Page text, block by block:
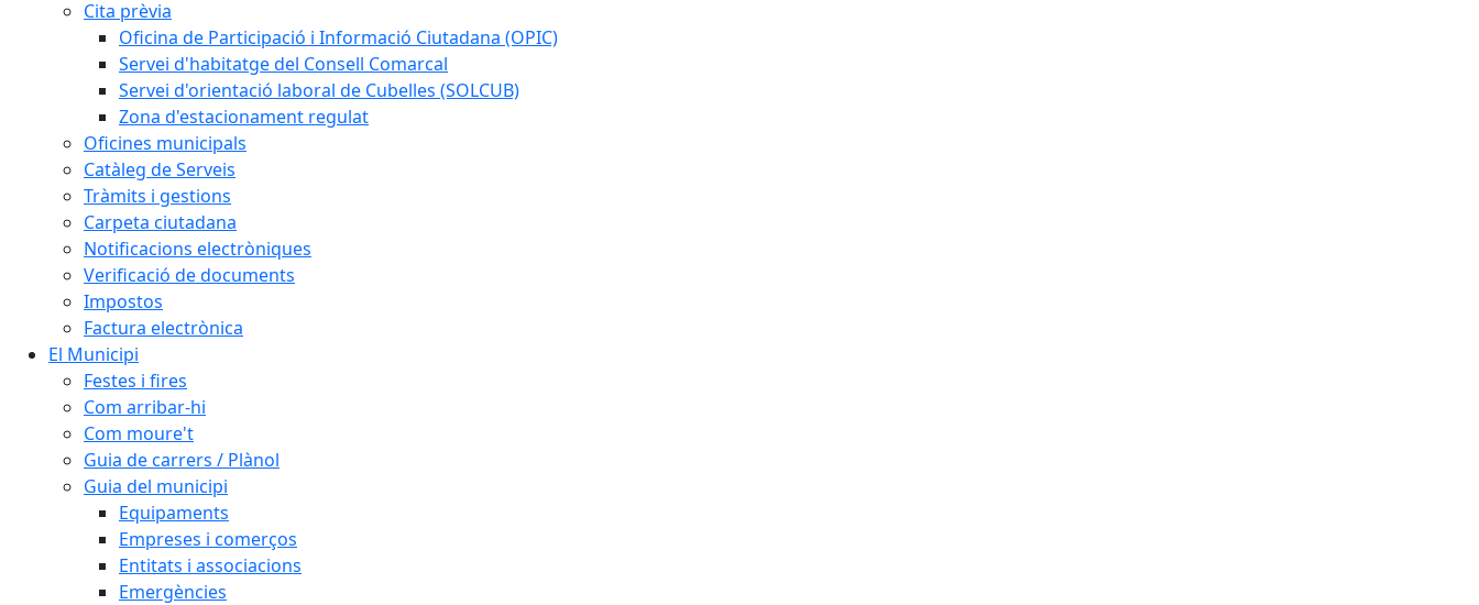
Cita prèvia
Oficina de Participació i Informació Ciutadana (OPIC)
Servei d'habitatge del Consell Comarcal
Servei d'orientació laboral de Cubelles (SOLCUB)
Zona d'estacionament regulat
Oficines municipals
Catàleg de Serveis
Tràmits i gestions
Carpeta ciutadana
Notificacions electròniques
Verificació de documents
Impostos
Factura electrònica
El Municipi
Festes i fires
Com arribar-hi
Com moure't
Guia de carrers / Plànol
Guia del municipi
Equipaments
Empreses i comerços
Entitats i associacions
Emergències